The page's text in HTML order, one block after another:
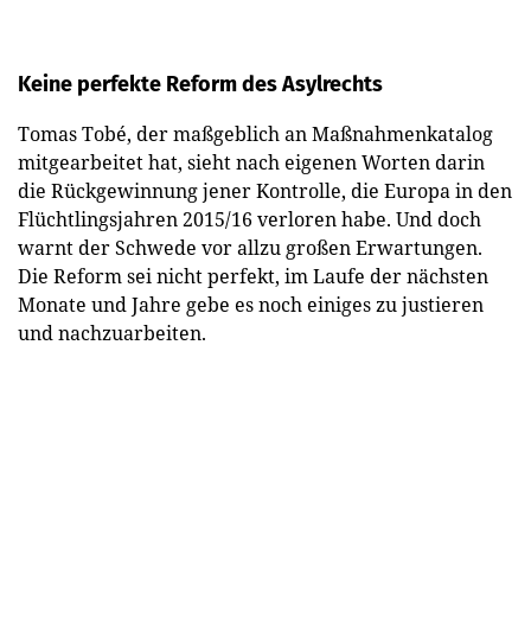
Keine perfekte Reform des Asylrechts
Tomas Tobé, der maßgeblich an Maßnahmenkatalog
mitgearbeitet hat, sieht nach eigenen Worten darin
die Rückgewinnung jener Kontrolle, die Europa in den
Flüchtlingsjahren 2015/16 verloren habe. Und doch
warnt der Schwede vor allzu großen Erwartungen.
Die Reform sei nicht perfekt, im Laufe der nächsten
Monate und Jahre gebe es noch einiges zu justieren
und nachzuarbeiten.